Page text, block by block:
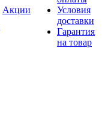
Акции
Условия
доставки
Гарантия
на товар